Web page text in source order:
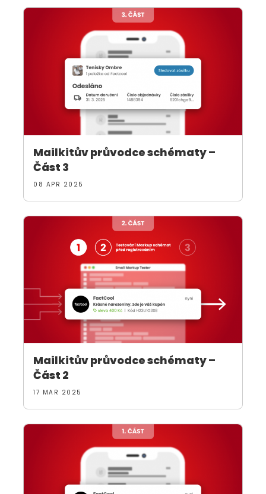
Mailkitův průvodce schématy –
Část 3
08 APR 2025
Mailkitův průvodce schématy –
Část 2
17 MAR 2025